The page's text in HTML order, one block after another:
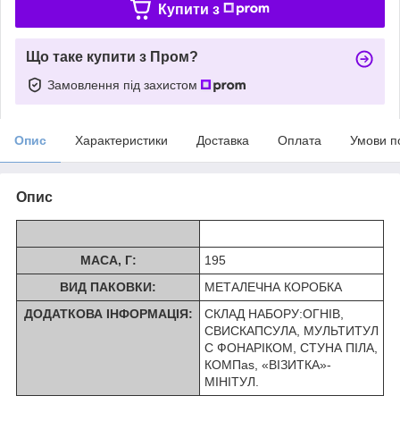
Купити з
Що таке купити з Пром?
Замовлення під захистом
Опис Характеристики Доставка Оплата Умови
Опис
МАСА, Г:
195
ВИД ПАКОВКИ:
МЕТАЛЕЧНА КОРОБКА
ДОДАТКОВА ІНФОРМАЦІЯ:
СКЛАД НАБОРУ:ОГНІВ,
СВИСКАПСУЛА, МУЛЬТИТУЛ
C ФОНАРІКОМ, СТУНА ПІЛА,
КОМПas, «ВІЗИТКА»-
МІНІТУЛ.